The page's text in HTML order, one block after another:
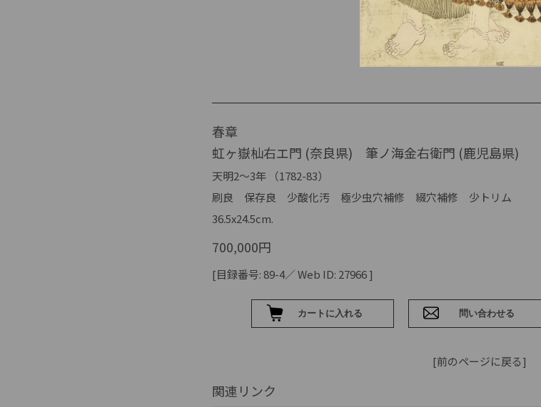
春章
虹ヶ嶽杣右エ門 (奈良県) 筆ノ海金右衛門 (鹿児島県)
天明2～3年 （1782-83）
刷良 保存良 少酸化汚 極少虫穴補修 綴穴補修 少トリム
36.5x24.5cm.
700,000円
[目録番号: 89-4／ Web ID: 27966 ]
[前のページに戻る]
関連リンク